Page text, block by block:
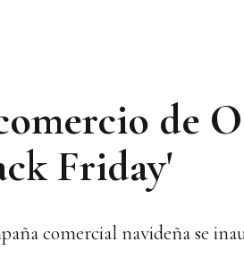
de
Friday'
comercial navideña se